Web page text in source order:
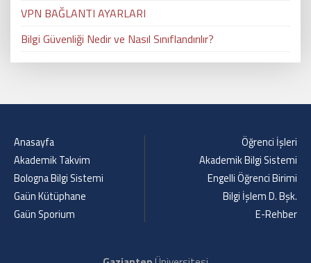
VPN BAĞLANTI AYARLARI
Bilgi Güvenliği Nedir ve Nasıl Sınıflandırılır?
Anasayfa
Akademik Takvim
Bologna Bilgi Sistemi
Gaün Kütüphane
Gaün Sporium
Öğrenci İşleri
Akademik Bilgi Sistemi
Engelli Öğrenci Birimi
Bilgi İşlem D. Bşk.
E-Rehber